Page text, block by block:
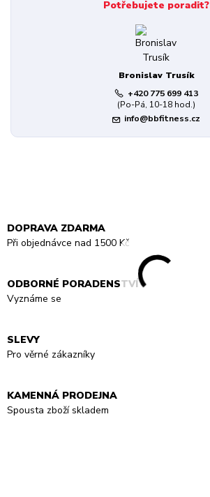
Potřebujete poradit?
Bronislav Trusík
+420 775 699 413
(Po-Pá, 10-18 hod.)
info@bbfitness.cz
DOPRAVA ZDARMA
Při objednávce nad 1500 Kč
ODBORNÉ PORADENSTVÍ
Vyznáme se
SLEVY
Pro věrné zákazníky
KAMENNÁ PRODEJNA
Spousta zboží skladem